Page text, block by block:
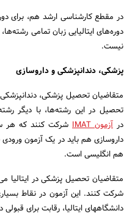
نیست.
پزشکی، دندانپزشکی و داروسازی
متقاضیان تحصیل پزشکی، دندانپزشکی
تحصیل در این رشته‌ها، با دیگر
در آزمون IMAT
شرکت کنند که هر
هم انگلیسی است.
شرکت کنند. این آزمون در نقاط
دانشگاههای ایتالیا، رقابت برای